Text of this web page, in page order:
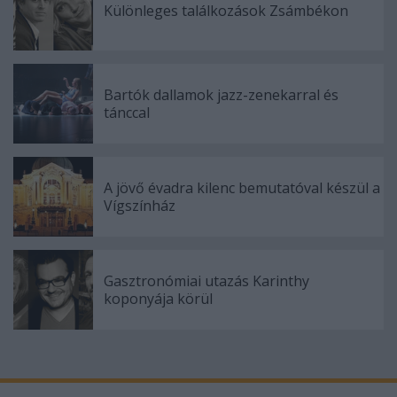
Különleges találkozások Zsámbékon
Bartók dallamok jazz-zenekarral és
tánccal
A jövő évadra kilenc bemutatóval készül a
Vígszínház
Gasztronómiai utazás Karinthy
koponyája körül